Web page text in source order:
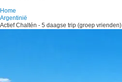
Home
Argentinië
Actief Chaltén - 5 daagse trip (groep vrienden)